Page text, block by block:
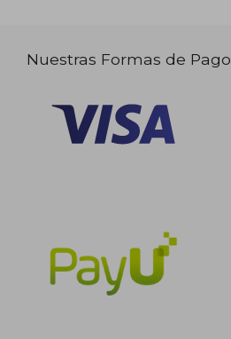
Nuestras Formas de Pago